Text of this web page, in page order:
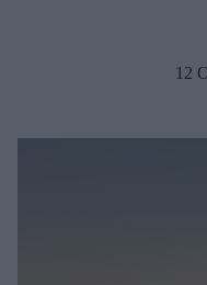
Μαλλιά - Νύχια
12